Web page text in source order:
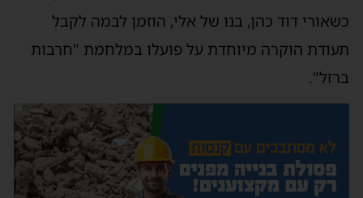
כשאורי דוד כהן, בנו של אלי, הוזמן לבמה לקבל
תעודת הוקרה מיוחדת על פועלו במלחמת "חרבות
ברזל".